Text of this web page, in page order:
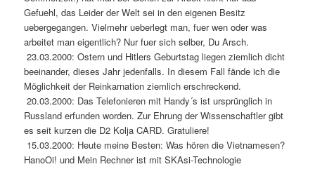
Gefuehl, das Leider der Welt sei in den eigenen Besitz
uebergegangen. Vielmehr ueberlegt man, fuer wen oder was
arbeitet man eigentlich? Nur fuer sich selber, Du Arsch.
23.03.2000: Ostern und Hitlers Geburtstag liegen ziemlich dicht
beeinander, dieses Jahr jedenfalls. In diesem Fall fände ich die
Möglichkeit der Reinkarnation ziemlich erschreckend.
20.03.2000: Das Telefonieren mit Handy´s ist ursprünglich in
Russland erfunden worden. Zur Ehrung der Wissenschaftler gibt
es seit kurzen die D2 Kolja CARD. Gratuliere!
15.03.2000: Heute meine Besten: Was hören die Vietnamesen?
HanoOi! und Mein Rechner ist mit SKAsi-Technologie